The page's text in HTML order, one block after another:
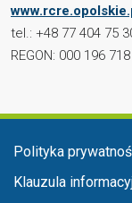
tel.: +48 77 404 75
REGON: 000 196 718
Menu stopka
Polityka
Klauzula